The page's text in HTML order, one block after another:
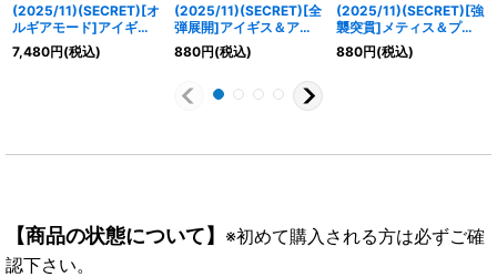
(2025/11)(SECRET)[オ
ルギアモード]アイギス
【XX-SEC】{CB33-
XX01}《多》
7,480円(税込)
(2025/11)(SECRET)[全
弾展開]アイギス＆アテ
ナ【X-SEC】{CB33-
X07}《多》
880円(税込)
(2025/11)(SECRET)[強
襲突貫]メティス＆プシ
ュケイ【X-SEC】
{CB33-X08}《青》
880円(税込)
【商品の状態について】 ※初めて購入される方は必ずご確
認下さい。